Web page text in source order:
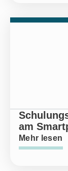
am
Mehr lesen